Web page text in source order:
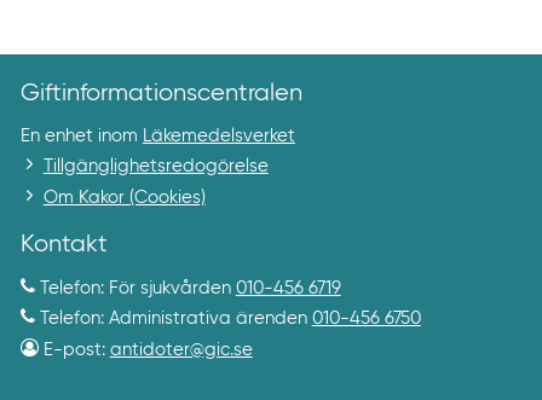
Giftinformationscentralen
En enhet inom
Läkemedelsverket
Tillgänglighetsredogörelse
Om Kakor (Cookies)
Kontakt
Telefon: För sjukvården 010-456 6719
Telefon: Administrativa ärenden 010-456 6750
E-post: antidoter@gic.se